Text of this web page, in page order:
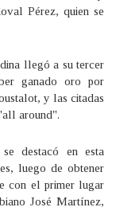
Pérez, quien se
llegó a su tercer
ganado oro por
y las citadas
around".
destacó en esta
luego de obtener
con el primer lugar
José Martínez,